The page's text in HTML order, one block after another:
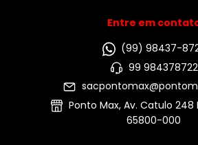
Entre em
(99) 98437-
99 984378722
Ponto Max, Av. Catulo 248
65800-000